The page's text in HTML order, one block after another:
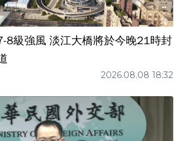
8級強風 淡江大橋將於今晚21時封
2026.08.08 18:32